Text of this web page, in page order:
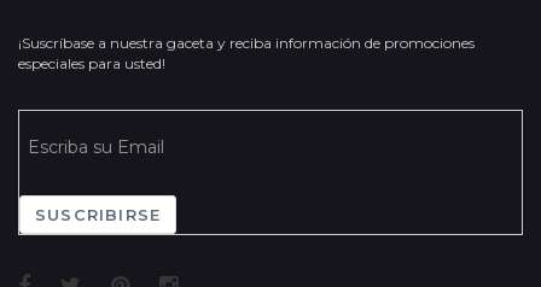
¡Suscríbase a nuestra gaceta y reciba información de promociones
especiales para usted!
SUSCRIBIRSE